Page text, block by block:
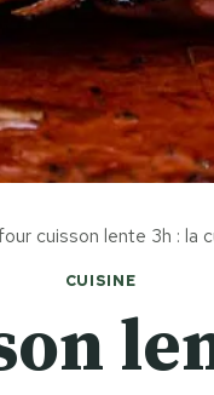
cuisson lente 3h : la
CUISINE